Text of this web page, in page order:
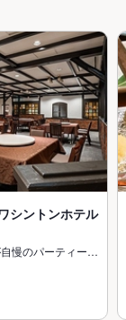
シントンホテル
慢のパーティー…